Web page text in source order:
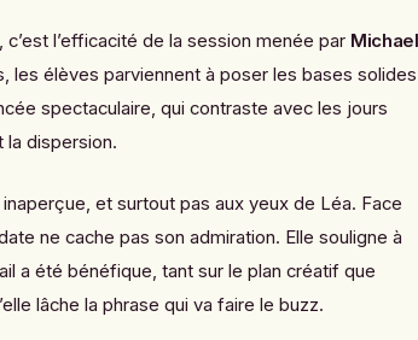
l’efficacité de la session menée par Michael
les élèves parviennent à poser les bases solides
spectaculaire, qui contraste avec les jours
dispersion.
et surtout pas aux yeux de Léa. Face
ne cache pas son admiration. Elle souligne à
a été bénéfique, tant sur le plan créatif que
lâche la phrase qui va faire le buzz.